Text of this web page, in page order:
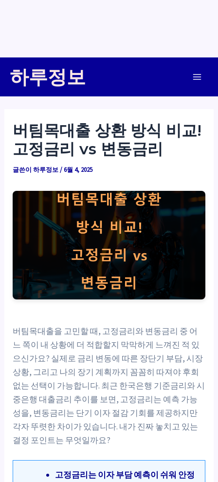
하루정보
버팀목대출 상환 방식 비교!
고정금리 vs 변동금리
글쓴이하루정보/6월 4, 2025
버팀목대출을 고민할 때, 고정금리와 변동금리 중 어
느 쪽이 내 상황에 더 적합할지 막막하게 느껴진 적 있
으신가요? 실제로 금리 변동에 따른 장단기 부담, 시장
상황, 그리고 나의 장기 계획까지 꼼꼼히 따져야 후회
없는 선택이 가능합니다. 최근 한국은행 기준금리와 시
중은행 대출금리 추이를 보면, 고정금리는 예측 가능
성을, 변동금리는 단기 이자 절감 기회를 제공하지만
각자 뚜렷한 차이가 있습니다. 내가 진짜 놓치고 있는
결정 포인트는 무엇일까요?
고정금리는 이자 부담 예측이 쉬워 안정